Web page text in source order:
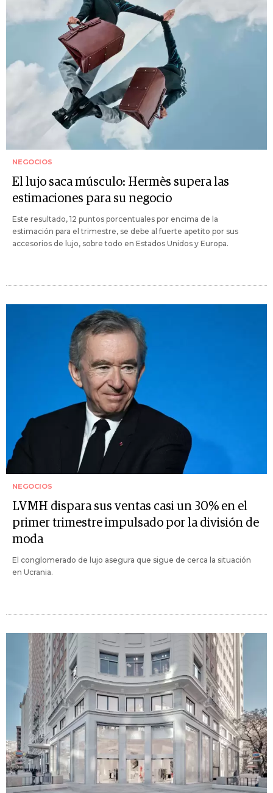
NEGOCIOS
El lujo saca músculo: Hermès supera las
estimaciones para su negocio
Este resultado, 12 puntos porcentuales por encima de la
estimación para el trimestre, se debe al fuerte apetito por sus
accesorios de lujo, sobre todo en Estados Unidos y Europa.
NEGOCIOS
LVMH dispara sus ventas casi un 30% en el
primer trimestre impulsado por la división de
moda
El conglomerado de lujo asegura que sigue de cerca la situación
en Ucrania.